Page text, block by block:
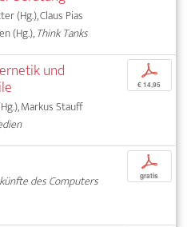
(Hg.), Claus Pias
(Hg.),Think Tanks
und
Markus Stauff
p
€ 14,95
des Computers
p
gratis